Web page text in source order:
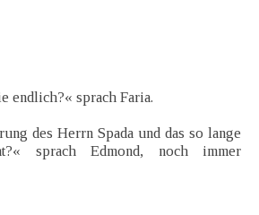
endlich?« sprach Faria.
des Herrn Spada und das so lange
sprach Edmond, noch immer